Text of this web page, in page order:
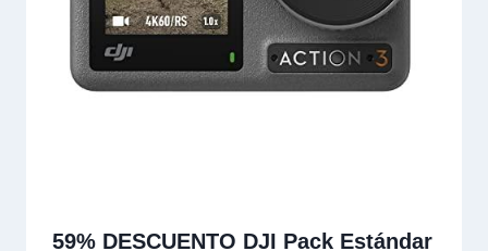
59% DESCUENTO DJI Pack Estándar